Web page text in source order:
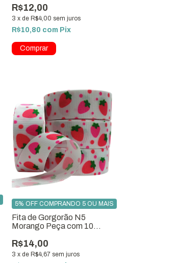
R$12,00
3 x de R$4,00 sem juros
R$10,80 com Pix
Fita de Gorgorão N5
Morango Peça com 10
R$14,00
3 x de R$4,67 sem juros
5% OFF COMPRANDO 5 OU MAIS